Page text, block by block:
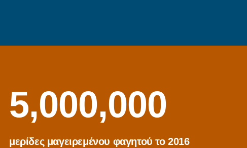
5,000,000
μερίδες μαγειρεμένου φαγητού το 2016